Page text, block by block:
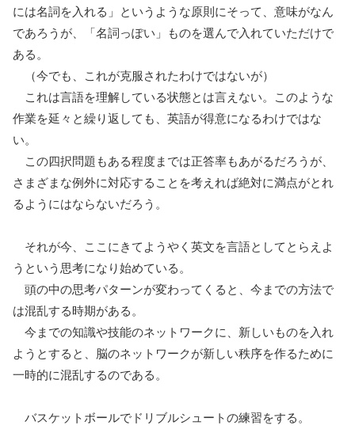
には名詞を入れる」というような原則にそって、意味がなん
であろうが、「名詞っぽい」ものを選んで入れていただけで
ある。
（今でも、これが克服されたわけではないが）
これは言語を理解している状態とは言えない。このような
作業を延々と繰り返しても、英語が得意になるわけではな
い。
この四択問題もある程度までは正答率もあがるだろうが、
さまざまな例外に対応することを考えれば絶対に満点がとれ
るようにはならないだろう。
それが今、ここにきてようやく英文を言語としてとらえよ
うという思考になり始めている。
頭の中の思考パターンが変わってくると、今までの方法で
は混乱する時期がある。
今までの知識や技能のネットワークに、新しいものを入れ
ようとすると、脳のネットワークが新しい秩序を作るために
一時的に混乱するのである。
バスケットボールでドリブルシュートの練習をする。